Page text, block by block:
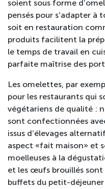
soient sous forme
pensés pour s’adapter à
soit en restauration
produits facilitent la
le temps de travail en
parfaite maîtrise des
Les omelettes, par
pour les restaurants qui
végétariens de qualité :
sont confectionnées
issus d’élevages
aspect « fait maison » et
moelleuses à la
et les œufs brouillés
buffets du petit-